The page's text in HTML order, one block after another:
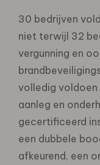
30 bedrijven
niet terwijl 32
vergunning en
volledig voldoen
aanleg en
gecertificeerd
een dubbele
afkeurend, een